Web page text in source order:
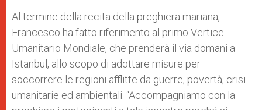
Al termine della recita della preghiera mariana,
Francesco ha fatto riferimento al primo Vertice
Umanitario Mondiale, che prenderà il via domani a
Istanbul, allo scopo di adottare misure per
soccorrere le regioni afflitte da guerre, povertà, crisi
umanitarie ed ambientali. “Accompagniamo con la